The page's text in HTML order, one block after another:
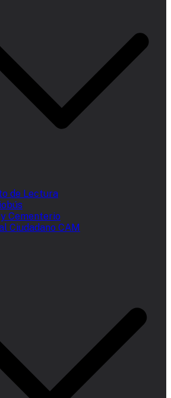
de Lectura
Cementerio
Ciudadano CAM